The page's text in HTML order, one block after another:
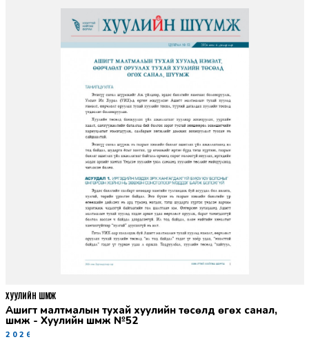
Ашигт малтмалын тухай хуулийн төсөлд өгөх санал,
шүүмж - Хуулийн шүүмж №52
2026-06-29
ХУУЛИЙН ШҮҮМЖ